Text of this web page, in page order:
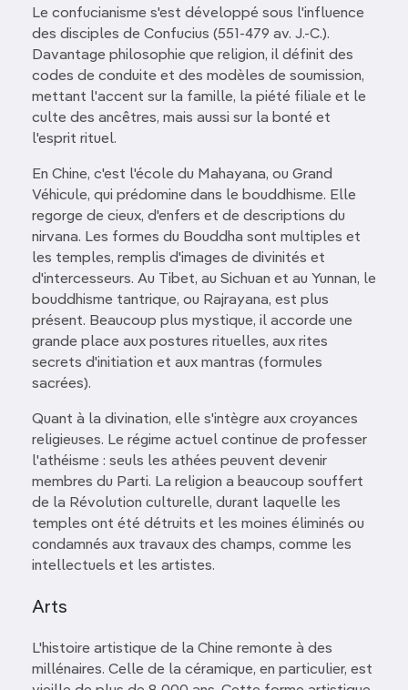
Le confucianisme s'est développé sous l'influence
des disciples de Confucius (551-479 av. J.-C.).
Davantage philosophie que religion, il définit des
codes de conduite et des modèles de soumission,
mettant l'accent sur la famille, la piété filiale et le
culte des ancêtres, mais aussi sur la bonté et
l'esprit rituel.
En Chine, c'est l'école du Mahayana, ou Grand
Véhicule, qui prédomine dans le bouddhisme. Elle
regorge de cieux, d'enfers et de descriptions du
nirvana. Les formes du Bouddha sont multiples et
les temples, remplis d'images de divinités et
d'intercesseurs. Au Tibet, au Sichuan et au Yunnan, le
bouddhisme tantrique, ou Rajrayana, est plus
présent. Beaucoup plus mystique, il accorde une
grande place aux postures rituelles, aux rites
secrets d'initiation et aux mantras (formules
sacrées).
Quant à la divination, elle s'intègre aux croyances
religieuses. Le régime actuel continue de professer
l'athéisme : seuls les athées peuvent devenir
membres du Parti. La religion a beaucoup souffert
de la Révolution culturelle, durant laquelle les
temples ont été détruits et les moines éliminés ou
condamnés aux travaux des champs, comme les
intellectuels et les artistes.
Arts
L'histoire artistique de la Chine remonte à des
millénaires. Celle de la céramique, en particulier, est